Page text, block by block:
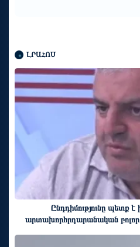
ԼՐԱՀՈՍ
Ընդդիմությունը պետք է
արտախորհրդարանական բոլոր